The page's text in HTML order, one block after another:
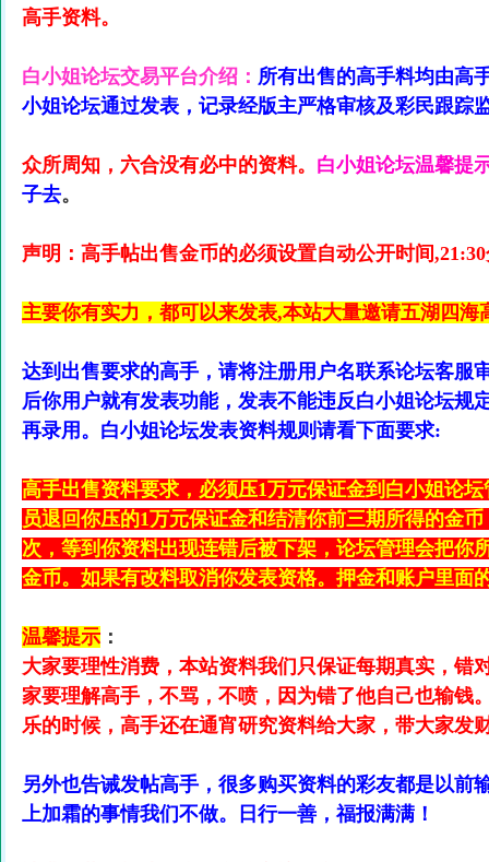
高手资料。
白小姐论坛交易平台介绍： 所有出售的高手料均由高
小姐论坛通过发表，记录经版主严格审核及彩民跟踪
众所周知，六合没有必中的资料。 白小姐论坛温馨提
子去。
声明：高手帖出售金币的必须设置自动公开时间
主要你有实力，都可以来发表,本站大量邀请五湖四海
达到出售要求的高手，请将注册用户名联系论坛客服
后你用户就有发表功能，发表不能违反白小姐论坛规
再录用。白小姐论坛发表资料规则请看下面要求:
高手出售资料要求，必须压1万元保证金到白小姐论
员退回你压的1万元保证金和结清你前三期所得的金
次，等到你资料出现连错后被下架，论坛管理会把你
金币。如果有改料取消你发表资格。押金和账户里面
温馨提示 ：
大家要理性消费，本站资料我们只保证每期真实，错
家要理解高手，不骂，不喷，因为错了他自己也输钱
乐的时候，高手还在通宵研究资料给大家，带大家发
另外也告诫发帖高手，很多购买资料的彩友都是以
上加霜的事情我们不做。日行一善，福报满满！